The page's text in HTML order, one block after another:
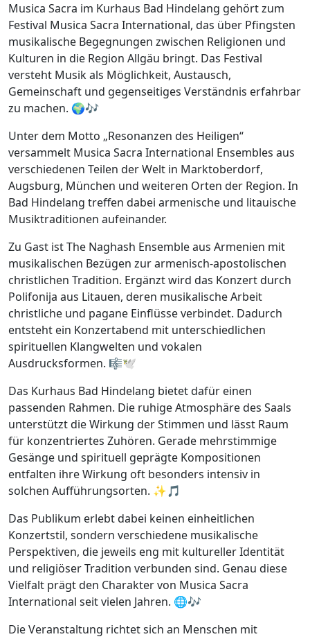
Musica Sacra im Kurhaus Bad Hindelang gehört zum
Festival Musica Sacra International, das über Pfingsten
musikalische Begegnungen zwischen Religionen und
Kulturen in die Region Allgäu bringt. Das Festival
versteht Musik als Möglichkeit, Austausch,
Gemeinschaft und gegenseitiges Verständnis erfahrbar
zu machen. 🌍🎶
Unter dem Motto „Resonanzen des Heiligen“
versammelt Musica Sacra International Ensembles aus
verschiedenen Teilen der Welt in Marktoberdorf,
Augsburg, München und weiteren Orten der Region. In
Bad Hindelang treffen dabei armenische und litauische
Musiktraditionen aufeinander.
Zu Gast ist The Naghash Ensemble aus Armenien mit
musikalischen Bezügen zur armenisch-apostolischen
christlichen Tradition. Ergänzt wird das Konzert durch
Polifonija aus Litauen, deren musikalische Arbeit
christliche und pagane Einflüsse verbindet. Dadurch
entsteht ein Konzertabend mit unterschiedlichen
spirituellen Klangwelten und vokalen
Ausdrucksformen. 🎼🕊️
Das Kurhaus Bad Hindelang bietet dafür einen
passenden Rahmen. Die ruhige Atmosphäre des Saals
unterstützt die Wirkung der Stimmen und lässt Raum
für konzentriertes Zuhören. Gerade mehrstimmige
Gesänge und spirituell geprägte Kompositionen
entfalten ihre Wirkung oft besonders intensiv in
solchen Aufführungsorten. ✨🎵
Das Publikum erlebt dabei keinen einheitlichen
Konzertstil, sondern verschiedene musikalische
Perspektiven, die jeweils eng mit kultureller Identität
und religiöser Tradition verbunden sind. Genau diese
Vielfalt prägt den Charakter von Musica Sacra
International seit vielen Jahren. 🌐🎶
Die Veranstaltung richtet sich an Menschen mit